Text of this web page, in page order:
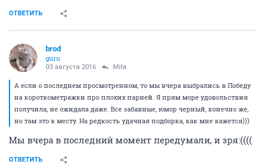
ОТВЕТИТЬ
brod
guru
03 августа 2016 Mita
А если о последнем просмотренном, то мы вчера выбрались в Победу
на короткометражки про плохих парней. Я прям море удовольствия
получила, не ожидала даже. Все забавные, юмор черный, конечно же,
но там это к месту. На редкость удачная подборка, как мне кажется)))
Мы вчера в последний момент передумали, и зря:((((
ОТВЕТИТЬ